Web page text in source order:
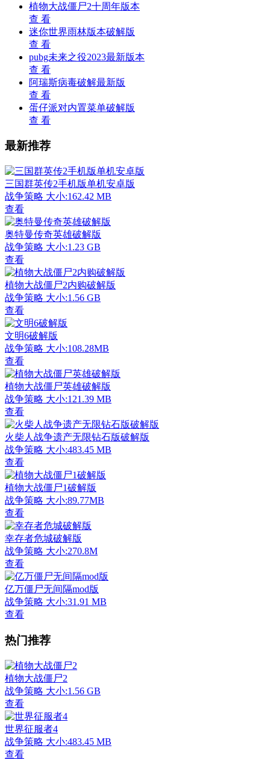
植物大战僵尸2十周年版本
查 看
迷你世界雨林版本破解版
查 看
pubg未来之役2023最新版本
查 看
阿瑞斯病毒破解最新版
查 看
蛋仔派对内置菜单破解版
查 看
最新推荐
三国群英传2手机版单机安卓版
战争策略 大小:162.42 MB
查看
奥特曼传奇英雄破解版
战争策略 大小:1.23 GB
查看
植物大战僵尸2内购破解版
战争策略 大小:1.56 GB
查看
文明6破解版
战争策略 大小:108.28MB
查看
植物大战僵尸英雄破解版
战争策略 大小:121.39 MB
查看
火柴人战争遗产无限钻石版破解版
战争策略 大小:483.45 MB
查看
植物大战僵尸1破解版
战争策略 大小:89.77MB
查看
幸存者危城破解版
战争策略 大小:270.8M
查看
亿万僵尸无间隔mod版
战争策略 大小:31.91 MB
查看
热门推荐
植物大战僵尸2
战争策略 大小:1.56 GB
查看
世界征服者4
战争策略 大小:483.45 MB
查看